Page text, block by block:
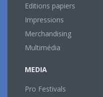
Editions papiers
Impressions
Merchandising
Multimédia
MEDIA
Pro Festivals